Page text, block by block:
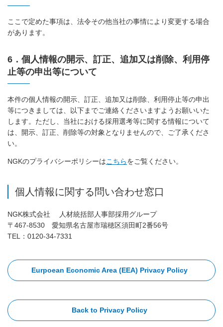
ここで定めた事項は、法令その他当社の事情により変更する場合
があります。
6．個人情報の開示、訂正、追加又は削除、利用停
止等の申出等について
本件の個人情報の開示、訂正、追加又は削除、利用停止等の申出
等につきましては、以下までご連絡くださいますようお願いいた
します。ただし、当社における採用選考等に関する情報について
は、開示、訂正、削除等の対象となりませんので、ご了承くださ
い。
NGKのプライバシーポリシーはこちらをご覧ください。
個人情報に関する問い合わせ窓口
NGK株式会社 人材統括部人事部採用グループ
〒467-8530 愛知県名古屋市瑞穂区須田町2番56号
TEL：0120-34-7331
Eurpoean Economic Area (EEA) Privacy Policy
Back to Privacy Policy